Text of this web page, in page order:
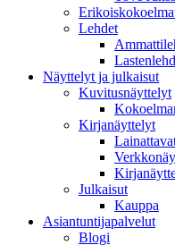
Lehdet
Näyttelyt ja julkaisut
Kuvitusnäyttelyt
Kirjanäyttelyt
Julkaisut
Kauppa
Asiantuntija­palvelut
Blogi